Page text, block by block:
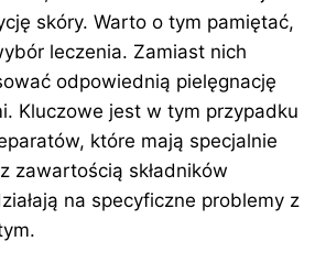
skóry. Warto o tym pamiętać,
leczenia. Zamiast nich
odpowiednią pielęgnację
Kluczowe jest w tym przypadku
które mają specjalnie
zawartością składników
na specyficzne problemy z